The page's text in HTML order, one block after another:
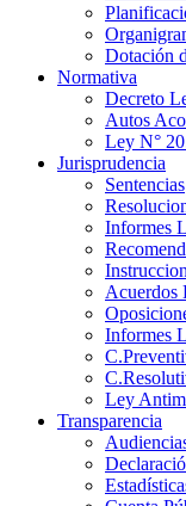
Dotación
Normativa
Decreto
Autos
Ley N°
Jurisprudencia
Sentencias
Informes
Acuerdos
Informes
Ley
Transparencia